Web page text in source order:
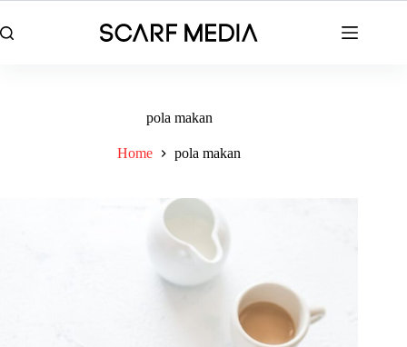
to
content
pola makan
Home pola makan